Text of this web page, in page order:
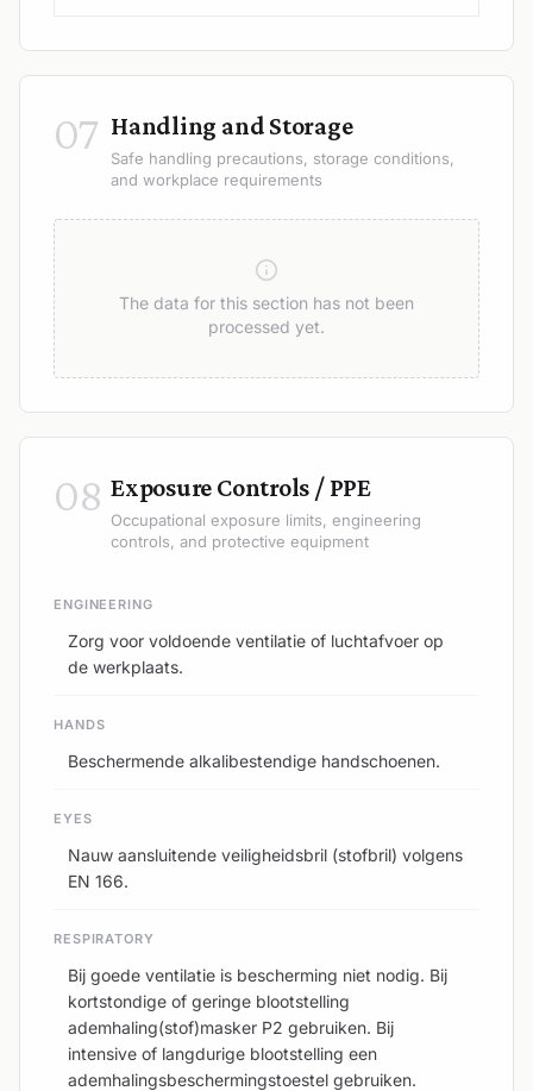
07 Handling and Storage
Safe handling precautions, storage conditions,
and workplace requirements
The data for this section has not been
processed yet.
08 Exposure Controls / PPE
Occupational exposure limits, engineering
controls, and protective equipment
ENGINEERING
Zorg voor voldoende ventilatie of luchtafvoer op
de werkplaats.
HANDS
Beschermende alkalibestendige handschoenen.
EYES
Nauw aansluitende veiligheidsbril (stofbril) volgens
EN 166.
RESPIRATORY
Bij goede ventilatie is bescherming niet nodig. Bij
kortstondige of geringe blootstelling
ademhaling(stof)masker P2 gebruiken. Bij
intensive of langdurige blootstelling een
ademhalingsbeschermingstoestel gebruiken.